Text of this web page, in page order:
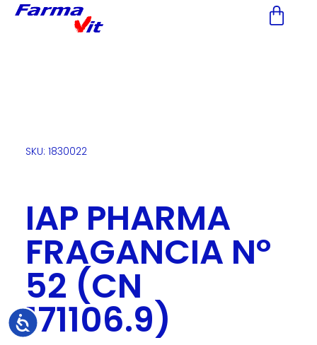
Nota:
accesibilidad.
Accesibilidad
SKU: 1830022
IAP PHARMA
FRAGANCIA Nº
52 (CN
171106.9)